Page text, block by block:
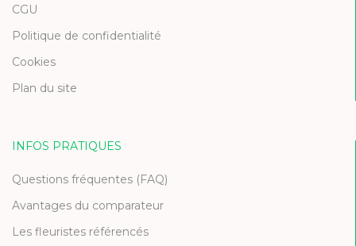
CGU
Politique de confidentialité
Cookies
Plan du site
INFOS PRATIQUES
Questions fréquentes (FAQ)
Avantages du comparateur
Les fleuristes référencés